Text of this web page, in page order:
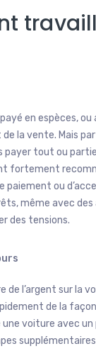
payé en espèces,
la vente. Mais
tout ou
fortement
paiement ou
même avec
des tensions.
de l’argent sur la
de la façon
voiture avec un